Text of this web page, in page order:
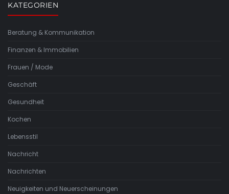
KATEGORIEN
Beratung & Kommunikation
Finanzen & Immobilien
Frauen / Mode
Geschäft
Gesundheit
Kochen
Lebensstil
Nachricht
Nachrichten
Neuigkeiten und Neuerscheinungen